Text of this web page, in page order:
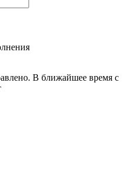
В ближайшее время с